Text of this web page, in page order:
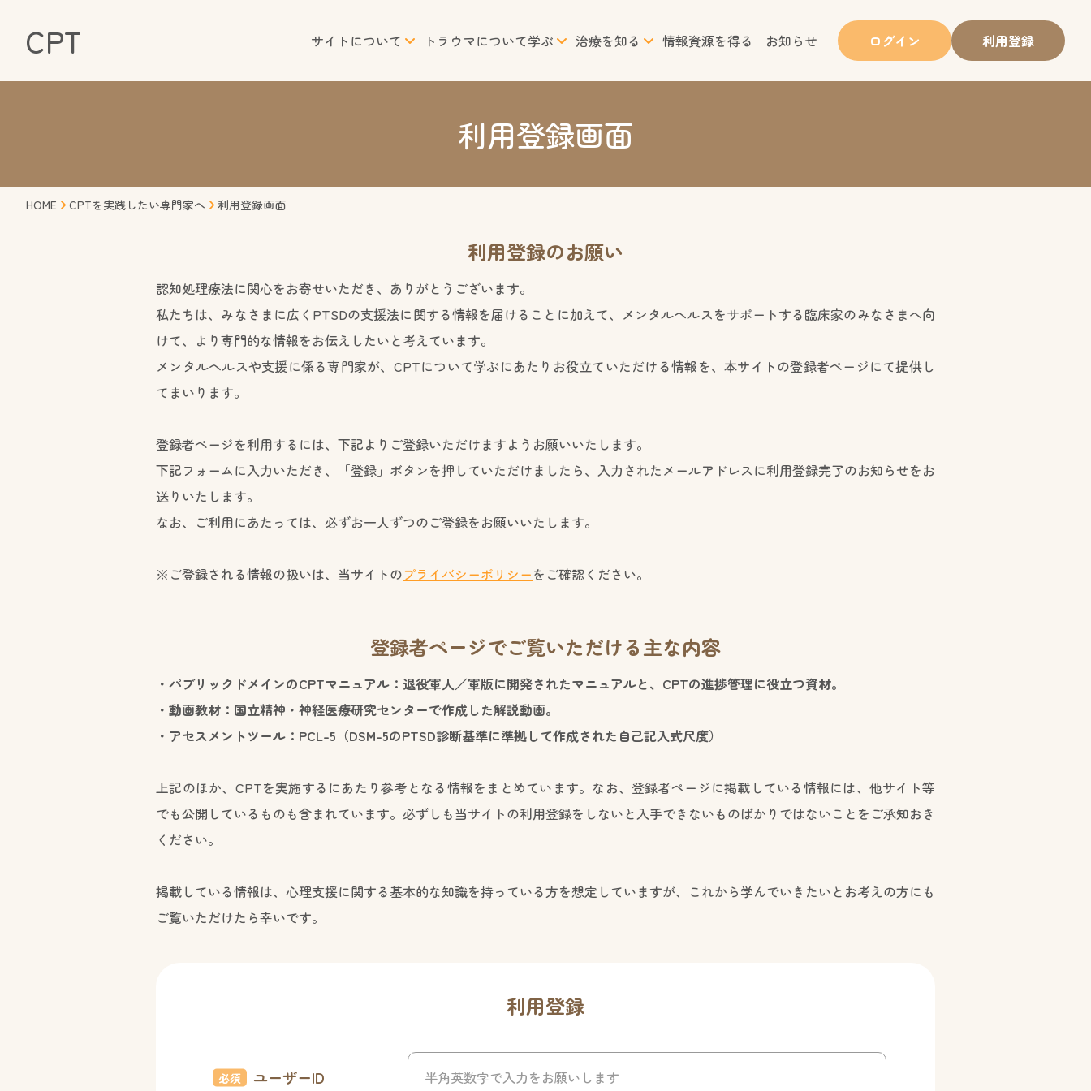
CPT サイトについて トラウマについて学ぶ 治療を知る 情報資源を得る お知らせ ログイン 利用登録
利用登録画面
HOME CPTを実践したい専門家へ 利用登録画面
利用登録のお願い
認知処理療法に関心をお寄せいただき、ありがとうございます。
私たちは、みなさまに広くPTSDの支援法に関する情報を届けることに加えて、メンタルヘルスをサポートする臨床家のみなさまへ向
けて、より専門的な情報をお伝えしたいと考えています。
メンタルヘルスや支援に係る専門家が、CPTについて学ぶにあたりお役立ていただける情報を、本サイトの登録者ページにて提供し
てまいります。
登録者ページを利用するには、下記よりご登録いただけますようお願いいたします。
下記フォームに入力いただき、「登録」ボタンを押していただけましたら、入力されたメールアドレスに利用登録完了のお知らせをお
送りいたします。
なお、ご利用にあたっては、必ずお一人ずつのご登録をお願いいたします。
※ご登録される情報の扱いは、当サイトのプライバシーポリシーをご確認ください。
登録者ページでご覧いただける主な内容
・ パブリックドメインのCPTマニュアル：退役軍人／軍版に開発されたマニュアルと、CPTの進捗管理に役立つ資材。
・ 動画教材：国立精神・神経医療研究センターで作成した解説動画。
・ アセスメントツール：PCL-5（DSM-5のPTSD診断基準に準拠して作成された自己記入式尺度）
上記のほか、CPTを実施するにあたり参考となる情報をまとめています。なお、登録者ページに掲載している情報には、他サイト等
でも公開しているものも含まれています。必ずしも当サイトの利用登録をしないと入手できないものばかりではないことをご承知おき
ください。
掲載している情報は、心理支援に関する基本的な知識を持っている方を想定していますが、これから学んでいきたいとお考えの方にも
ご覧いただけたら幸いです。
利用登録
ユーザーID
必須